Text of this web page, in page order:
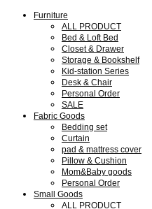
Furniture
ALL PRODUCT
Bed & Loft Bed
Closet & Drawer
Storage & Bookshelf
Kid-station Series
Desk & Chair
Personal Order
SALE
Fabric Goods
Bedding set
Curtain
pad & mattress cover
Pillow & Cushion
Mom&Baby goods
Personal Order
Small Goods
ALL PRODUCT